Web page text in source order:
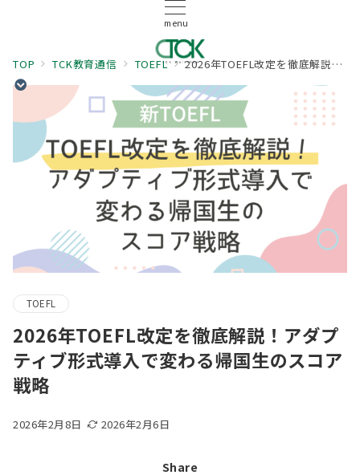
menu
TOP TCK教育通信 TOEFL 2026年TOEFL改定を徹底解説！アダプティブ形式導入で変わる帰国生のスコア戦略
TOEFL
2026年TOEFL改定を徹底解説！アダプ
ティブ形式導入で変わる帰国生のスコア
戦略
2026年2月8日 2026年2月6日
Share